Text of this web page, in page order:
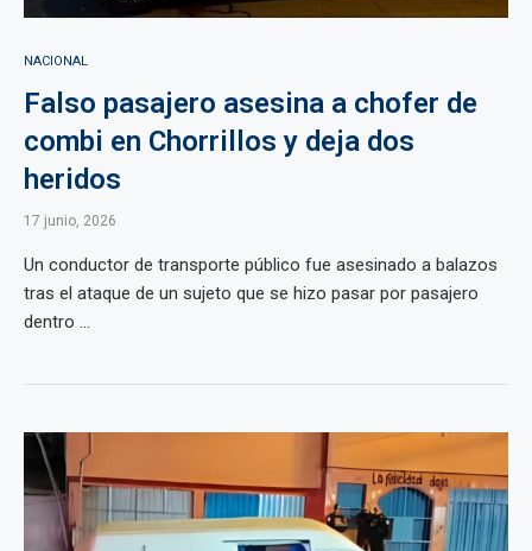
NACIONAL
Falso pasajero asesina a chofer de
combi en Chorrillos y deja dos
heridos
17 junio, 2026
Un conductor de transporte público fue asesinado a balazos
tras el ataque de un sujeto que se hizo pasar por pasajero
dentro ...